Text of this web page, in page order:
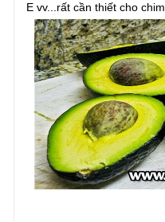
E vv...rất cần thiết cho chim.